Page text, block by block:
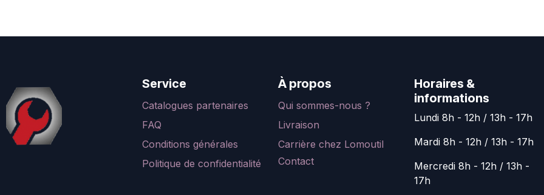
Horaires &
informations
Lundi 8h - 12h / 13h - 17h
Mardi 8h - 12h / 13h - 17h
Mercredi 8h - 12h / 13h -
17h
À propos
Qui sommes-nous ?
Livraison
Carrière chez Lomoutil
Contact
Service
Catalogues partenaires
FAQ
Conditions générales
Politique de confidentialité